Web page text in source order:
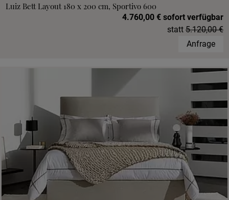
Luiz Bett Layout 180 x 200 cm, Sportivo 600
4.760,00 € sofort verfügbar
statt 5.120,00 €
Anfrage